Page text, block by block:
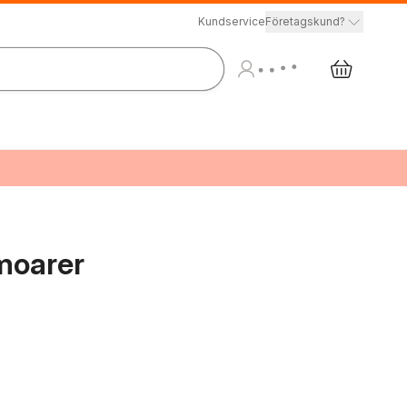
KundserviceFöretagskund?